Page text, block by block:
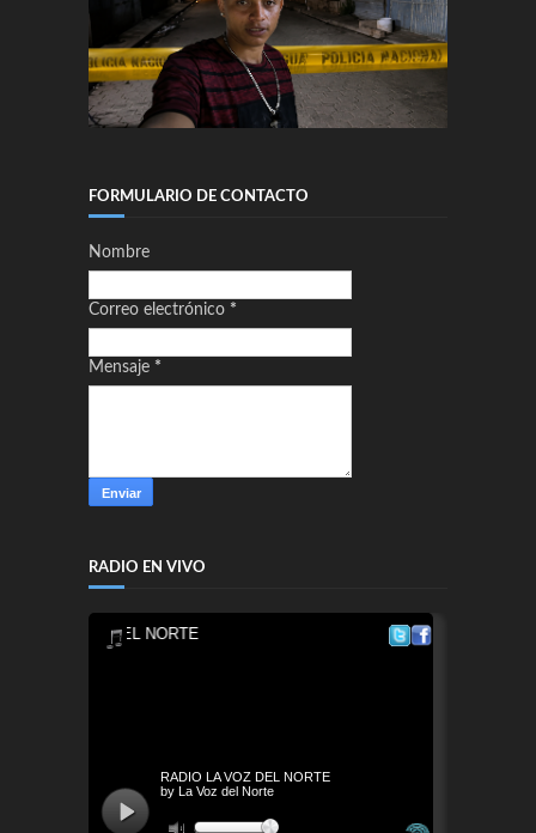
FORMULARIO DE CONTACTO
Nombre
Correo electrónico *
Mensaje *
RADIO EN VIVO